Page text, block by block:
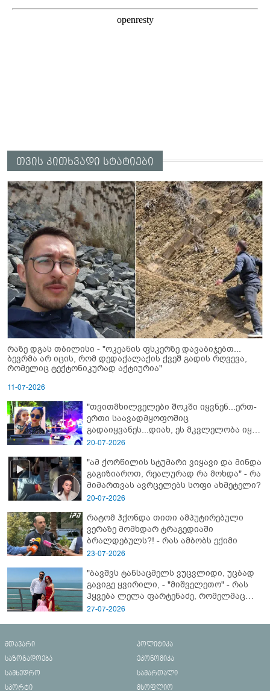
თვის კითხვადი სტატიები
რაზე დგას თბილისი - "ოკეანის ფსკერზე დავაბიჯებთ...
ბევრმა არ იცის, რომ დედაქალაქის ქვეშ გადის რღვევა,
რომელიც ტექტონიკურად აქტიურია"
11-07-2026
"თვითმხილველები შოკში იყვნენ...ერთ-
ერთი საავადმყოფოშიც
გადაიყვანეს...დიახ, ეს მკვლელობა იყო"
- გორში დატრიალებული ტრაგედიის
20-07-2026
"ამ ქორწილის სტუმარი ვიყავი და მინდა
გაგიზიაროთ, რეალურად რა მოხდა" - რა
მიმართვას ავრცელებს სოფი ახმეტელი?
20-07-2026
რატომ ჰქონდა თითი ამპუტირებული
ვერაზე მომხდარ ტრაგედიაში
ბრალდებულს?! - რას ამბობს ექიმი
23-07-2026
"ბავშვს ტანსაცმელს ვუცვლიდი, უცბად
გავიგე ყვირილი, - "მიშველეთო" - რას
ჰყვება ლელა ფარტენაძე, რომელმაც
ბათუმში 16 წლის ბიჭი ზღვაში
27-07-2026
მთავარი
პოლიტიკა
საზოგადოება
ეკონომიკა
სამხედრო
სამართალი
სპორტი
მსოფლიო